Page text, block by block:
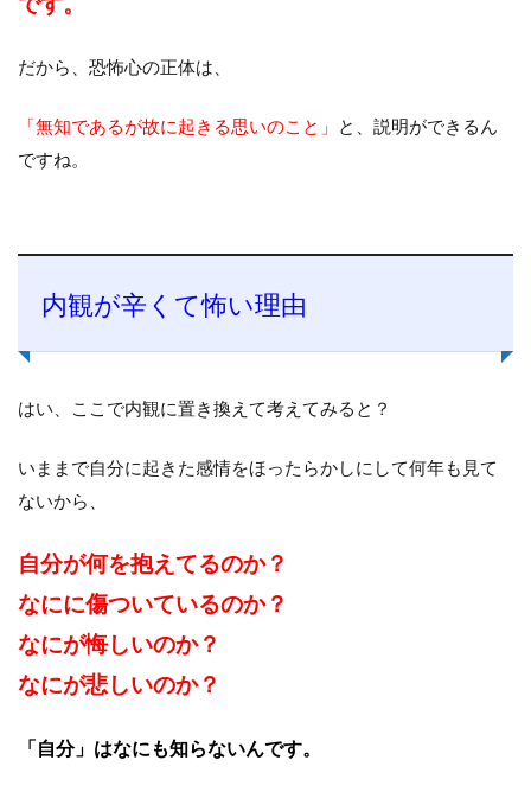
だから、恐怖心の正体は、
「無知であるが故に起きる思いのこと」
と、説明ができるん
ですね。
内観が辛くて怖い理由
はい、ここで内観に置き換えて考えてみると？
いままで自分に起きた感情をほったらかしにして何年も見て
ないから、
自分が何を抱えてるのか？
なにに傷ついているのか？
なにが悔しいのか？
なにが悲しいのか？
「自分」はなにも知らないんです。